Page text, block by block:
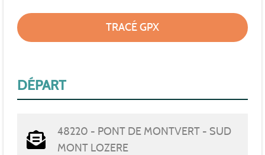
TRACÉ GPX
DÉPART
48220 - PONT DE MONTVERT - SUD
MONT LOZERE